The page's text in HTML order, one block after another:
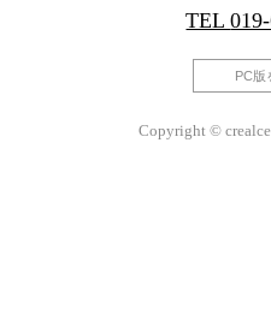
TEL
PC版
Copyright ©